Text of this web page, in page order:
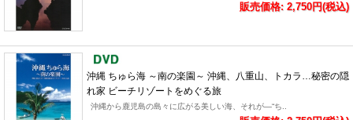
販売価格: 2,750円(税込)
沖縄 ちゅら海 ～南の楽園～ 沖縄、八重山、トカラ…秘密の隠
れ家 ビーチリゾートをめぐる旅
沖縄から鹿児島の島々に広がる美しい海、それが―“ち..